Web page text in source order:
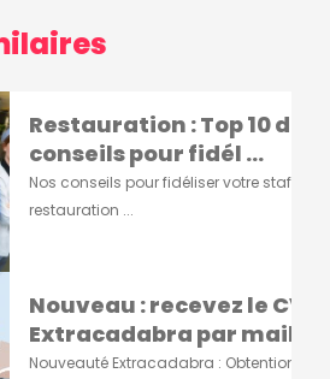
Restauration : Top 10 des
conseils pour fidél ...
Nos conseils pour fidéliser votre staff en
restauration ...
Nouveau : recevez le CV
Extracadabra par mail ...
Nouveauté Extracadabra : Obtention du